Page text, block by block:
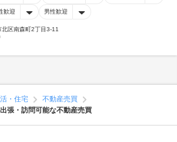
歓迎 男性歓迎
北区南森町2丁目3-11
・住宅
不動産売買
張・訪問可能な不動産売買